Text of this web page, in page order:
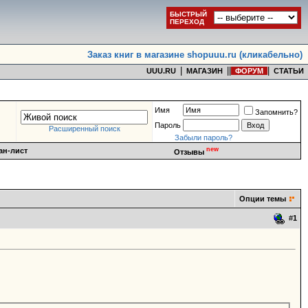
БЫСТРЫЙ
ПЕРЕХОД
Заказ книг в магазине shopuuu.ru (кликабельно)
UUU.RU МАГАЗИН ФОРУМ СТАТЬИ
Расширенный поиск
Имя
Запомнить?
Пароль
Забыли пароль?
лист
Отзывы new
Опции темы
#1